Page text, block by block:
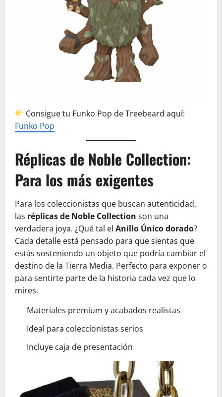
Consigue tu Funko Pop de Treebeard aquí:
Funko Pop
Réplicas de Noble Collection:
Para los más exigentes
Para los coleccionistas que buscan autenticidad,
las réplicas de Noble Collection son una
verdadera joya. ¿Qué tal el Anillo Único dorado?
Cada detalle está pensado para que sientas que
estás sosteniendo un objeto que podría cambiar el
destino de la Tierra Media. Perfecto para exponer o
para sentirte parte de la historia cada vez que lo
mires.
Materiales premium y acabados realistas
Ideal para coleccionistas serios
Incluye caja de presentación